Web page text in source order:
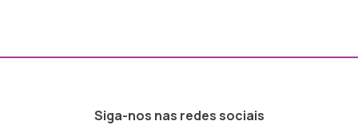
Siga-nos nas redes sociais